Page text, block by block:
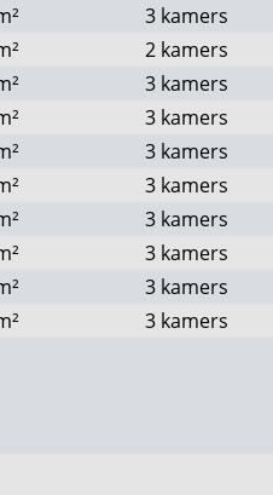
3 kamers
2 kamers
3 kamers
3 kamers
3 kamers
3 kamers
3 kamers
3 kamers
3 kamers
3 kamers